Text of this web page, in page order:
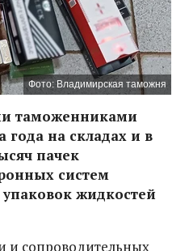
Фото: Владимирская таможня
таможенниками
года на складах и в
пачек
систем
жидкостей
и сопроводительных